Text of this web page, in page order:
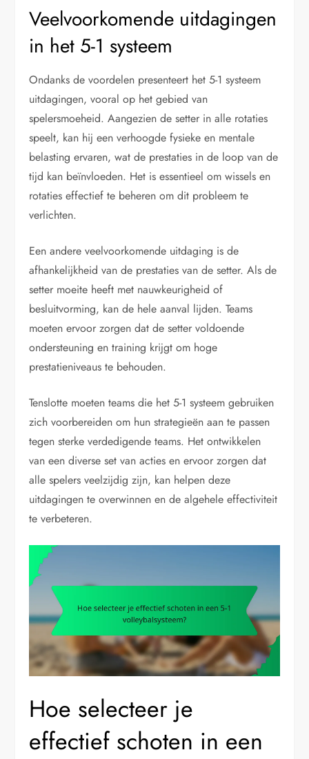
Veelvoorkomende uitdagingen
in het 5-1 systeem
Ondanks de voordelen presenteert het 5-1 systeem
uitdagingen, vooral op het gebied van
spelersmoeheid. Aangezien de setter in alle rotaties
speelt, kan hij een verhoogde fysieke en mentale
belasting ervaren, wat de prestaties in de loop van de
tijd kan beïnvloeden. Het is essentieel om wissels en
rotaties effectief te beheren om dit probleem te
verlichten.
Een andere veelvoorkomende uitdaging is de
afhankelijkheid van de prestaties van de setter. Als de
setter moeite heeft met nauwkeurigheid of
besluitvorming, kan de hele aanval lijden. Teams
moeten ervoor zorgen dat de setter voldoende
ondersteuning en training krijgt om hoge
prestatieniveaus te behouden.
Tenslotte moeten teams die het 5-1 systeem gebruiken
zich voorbereiden om hun strategieën aan te passen
tegen sterke verdedigende teams. Het ontwikkelen
van een diverse set van acties en ervoor zorgen dat
alle spelers veelzijdig zijn, kan helpen deze
uitdagingen te overwinnen en de algehele effectiviteit
te verbeteren.
Hoe selecteer je
effectief schoten in een